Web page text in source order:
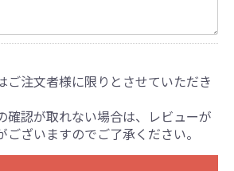
注文者様に限りとさせていただき
認が取れない場合は、レビューが
ざいますのでご了承ください。